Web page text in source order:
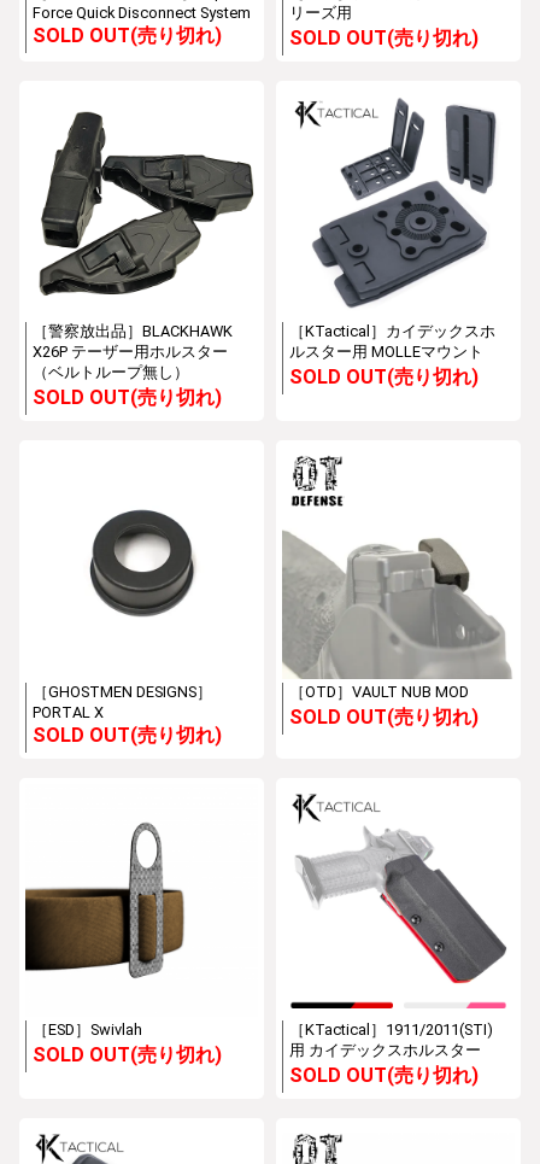
Force Quick Disconnect System
SOLD OUT(売り切れ)
リーズ用
SOLD OUT(売り切れ)
［警察放出品］BLACKHAWK
X26P テーザー用ホルスター
（ベルトループ無し）
SOLD OUT(売り切れ)
［KTactical］カイデックスホ
ルスター用 MOLLEマウント
SOLD OUT(売り切れ)
［GHOSTMEN DESIGNS］
PORTAL X
SOLD OUT(売り切れ)
［OTD］VAULT NUB MOD
SOLD OUT(売り切れ)
［ESD］Swivlah
SOLD OUT(売り切れ)
［KTactical］1911/2011(STI)
用 カイデックスホルスター
SOLD OUT(売り切れ)